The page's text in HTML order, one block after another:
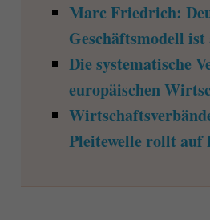
Marc Friedrich:
Geschäftsmodell ist
Die systematische
europäischen
Pleitewelle rollt auf